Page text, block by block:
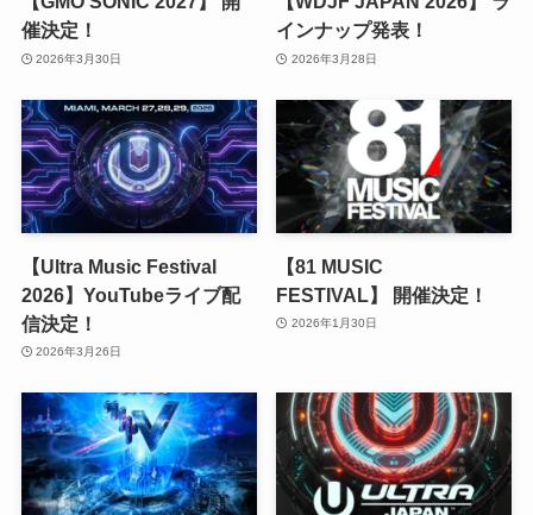
催決定！
2026年3月30日
インナップ発表！
2026年3月28日
【Ultra Music Festival
2026】YouTubeライブ配
信決定！
2026年3月26日
【81 MUSIC
FESTIVAL】 開催決定！
2026年1月30日